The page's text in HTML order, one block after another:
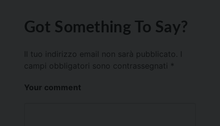
Got Something To Say?
Il tuo indirizzo email non sarà pubblicato.
campi obbligatori sono contrassegnati *
Your comment